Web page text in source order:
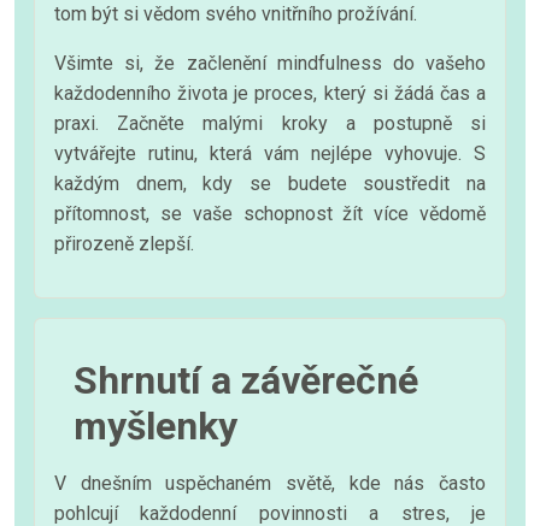
tom být si vědom svého vnitřního prožívání.
Všimte si, že začlenění mindfulness do vašeho
každodenního života je proces, který si žádá čas a
praxi. Začněte malými kroky a postupně si
vytvářejte rutinu, která vám nejlépe vyhovuje. S
každým dnem, kdy se budete soustředit na
přítomnost, se vaše schopnost žít více vědomě
přirozeně zlepší.
Shrnutí a závěrečné
myšlenky
V dnešním uspěchaném světě, kde nás často
pohlcují každodenní povinnosti a stres, je